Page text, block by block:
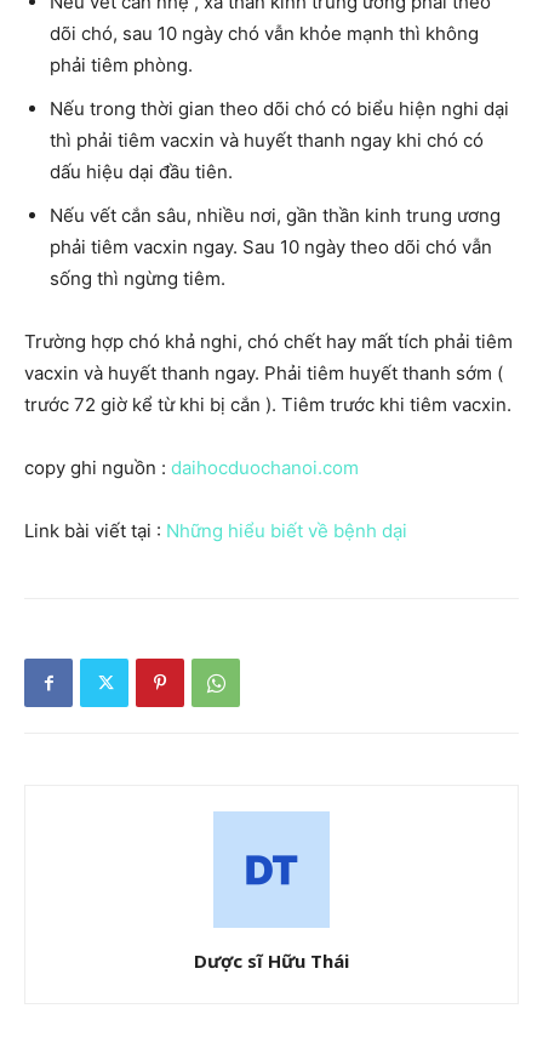
dõi chó, sau 10 ngày chó vẫn khỏe mạnh thì không
phải tiêm phòng.
Nếu trong thời gian theo dõi chó có biểu hiện nghi dại
thì phải tiêm vacxin và huyết thanh ngay khi chó có
dấu hiệu dại đầu tiên.
Nếu vết cắn sâu, nhiều nơi, gần thần kinh trung ương
phải tiêm vacxin ngay. Sau 10 ngày theo dõi chó vẫn
sống thì ngừng tiêm.
Trường hợp chó khả nghi, chó chết hay mất tích phải tiêm
vacxin và huyết thanh ngay. Phải tiêm huyết thanh sớm (
trước 72 giờ kể từ khi bị cắn ). Tiêm trước khi tiêm vacxin.
copy ghi nguồn : daihocduochanoi.com
Link bài viết tại : Những hiểu biết về bệnh dại
Dược sĩ Hữu Thái